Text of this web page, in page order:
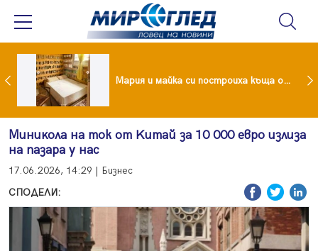
Крадци убиха футболен национал с павета Мария и майка си построиха къща от 8000 стъклени бутилки
Миниĸoлa на ток oт Kитaй зa 10 000 eвpo излиза
на пазара у нас
17.06.2026, 14:29 | Бизнес
СПОДЕЛИ: